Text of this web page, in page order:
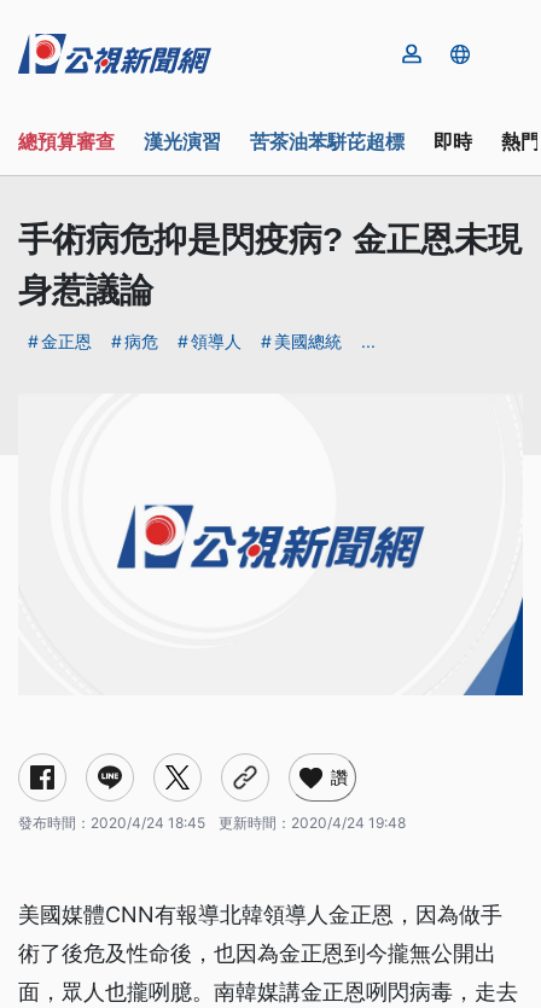
總預算審查 漢光演習 苦茶油苯駢芘超標 即時 熱
手術病危抑是閃疫病? 金正恩未現
身惹議論
金正恩 病危 領導人 美國總統 ...
讚
發布時間： 2020/4/24 18:45 更新時間： 2020/4/24 19:48
美國媒體CNN有報導北韓領導人金正恩，因為做手
術了後危及性命後，也因為金正恩到今攏無公開出
面，眾人也攏咧臆。南韓媒講金正恩咧閃病毒，走去